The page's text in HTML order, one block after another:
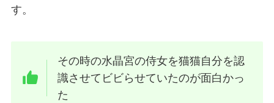
す。
その時の水晶宮の侍女を猫猫自分を認
識させてビビらせていたのが面白かっ
た